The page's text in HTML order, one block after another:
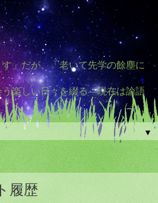
」だが、「老いて先学の餘塵に
楽しい日々を綴る―現在は論語
▼
履歴